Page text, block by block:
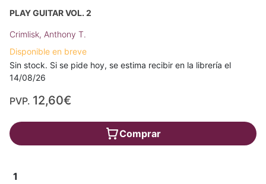
PLAY GUITAR VOL. 2
Crimlisk, Anthony T.
Disponible en breve
Sin stock. Si se pide hoy, se estima recibir en la librería el
14/08/26
PVP. 12,60€
Comprar
1